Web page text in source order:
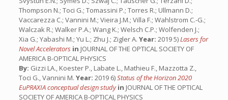
Thompson N.; Toci G.; Tomassini P.; Torres R.; Ullmann D.;
Vaccarezza C.; Vannini M.; Vieira J.M.; Villa F.; Wahlstrom C.-G.;
Walczak R.; Walker P.A.; Wang K.; Welsch C.P.; Wolfenden J.;
Xia G.; Yabashi M.; Yu L.; Zhu J.; Zigler A. Year: 2019 5)Lasers for
Novel Accelerators in JOURNAL OF THE OPTICAL SOCIETY OF
AMERICA B-OPTICAL PHYSICS
By: Gizzi LA., Koester P., Labate L., Mathieu F., Mazzotta Z.,
Toci G., Vannini M. Year: 2019 6)Status of the Horizon 2020
EuPRAXIA conceptual design studyin JOURNAL OF THE OPTICAL
SOCIETY OF AMERICA B-OPTICAL PHYSICS